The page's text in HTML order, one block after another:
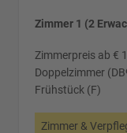
Zimmer 1 (2
Zimmerpreis ab €
Doppelzimmer
Frühstück (F)
Zimmer &